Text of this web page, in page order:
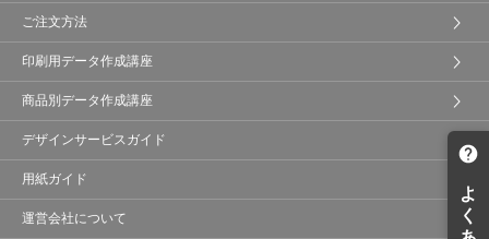
ご注文方法
印刷用データ作成講座
商品別データ作成講座
デザインサービスガイド
用紙ガイド
運営会社について